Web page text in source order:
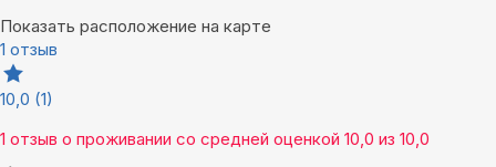
Показать расположение на карте
1 отзыв
10,0 (1)
1 отзыв о проживании со средней оценкой 10,0 из 10,0